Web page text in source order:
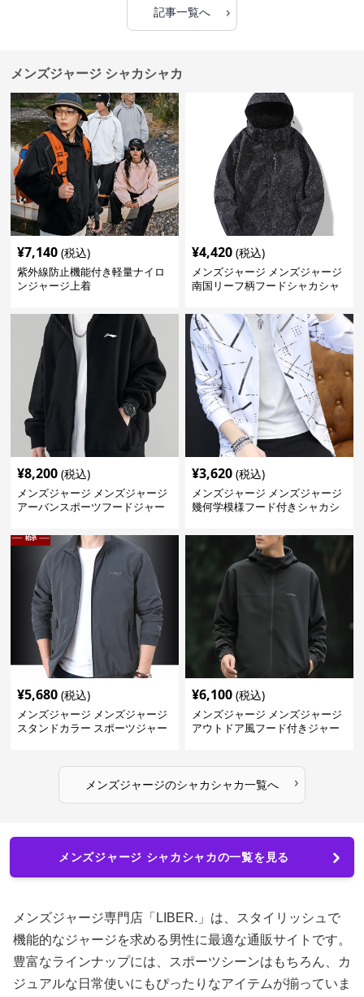
記事一覧へ ›
メンズジャージ シャカシャカ
¥7,140 (税込)
紫外線防止機能付き軽量ナイロ
ンジャージ上着
¥4,420 (税込)
メンズジャージ メンズジャージ
南国リーフ柄フードシャカシャ
¥8,200 (税込)
メンズジャージ メンズジャージ
アーバンスポーツフードジャー
¥3,620 (税込)
メンズジャージ メンズジャージ
幾何学模様フード付きシャカシ
¥5,680 (税込)
メンズジャージ メンズジャージ
スタンドカラー スポーツジャー
¥6,100 (税込)
メンズジャージ メンズジャージ
アウトドア風フード付きジャー
メンズジャージのシャカシャカ一覧へ ›
メンズジャージ シャカシャカの一覧を見る
メンズジャージ専門店「LIBER.」は、スタイリッシュで
機能的なジャージを求める男性に最適な通販サイトです。
豊富なラインナップには、スポーツシーンはもちろん、カ
ジュアルな日常使いにもぴったりなアイテムが揃っていま